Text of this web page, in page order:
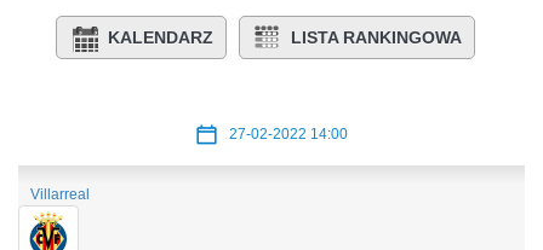
KALENDARZ LISTA RANKINGOWA
27-02-2022 14:00
Villarreal